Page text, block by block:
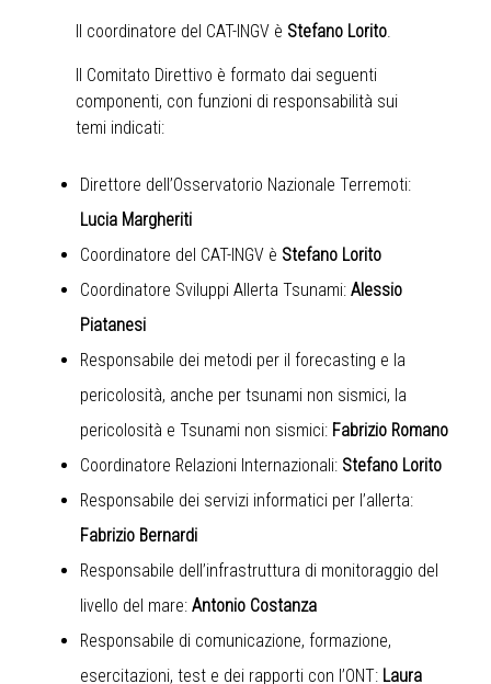
Il coordinatore del CAT-INGV è Stefano Lorito.
Il Comitato Direttivo è formato dai seguenti
componenti, con funzioni di responsabilità sui
temi indicati:
Direttore dell’Osservatorio Nazionale Terremoti:
Lucia Margheriti
Coordinatore del CAT-INGV è Stefano Lorito
Coordinatore Sviluppi Allerta Tsunami: Alessio
Piatanesi
Responsabile dei metodi per il forecasting e la
pericolosità, anche per tsunami non sismici, la
pericolosità e Tsunami non sismici: Fabrizio Romano
Coordinatore Relazioni Internazionali: Stefano Lorito
Responsabile dei servizi informatici per l’allerta:
Fabrizio Bernardi
Responsabile dell’infrastruttura di monitoraggio del
livello del mare: Antonio Costanza
Responsabile di comunicazione, formazione,
esercitazioni, test e dei rapporti con l’ONT: Laura